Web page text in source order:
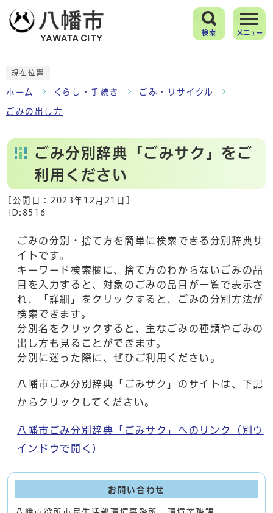
検索 メニュー
現在位置
ホーム くらし・手続き ごみ・リサイクル
ごみの出し方
ごみ分別辞典「ごみサク」をご
利用ください
[公開日： 2023年12月21日
ID:8516
ごみの分別・捨て方を簡単に検索できる分別辞典サ
イトです。
キーワード検索欄に、捨て方のわからないごみの品
目を入力すると、対象のごみの品目が一覧で表示さ
れ、「詳細」をクリックすると、ごみの分別方法が
検索できます。
分別名をクリックすると、主なごみの種類やごみの
出し方も見ることができます。
分別に迷った際に、ぜひご利用ください。
八幡市ごみ分別辞典「ごみサク」のサイトは、下記
からクリックしてください。
八幡市ごみ分別辞典「ごみサク」へのリンク
（別ウ
インドウで開く）
お問い合わせ